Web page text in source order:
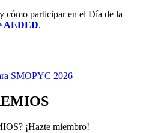
cómo participar en el Día de la
AEDED.
SMOPYC 2026
¡Hazte miembro!